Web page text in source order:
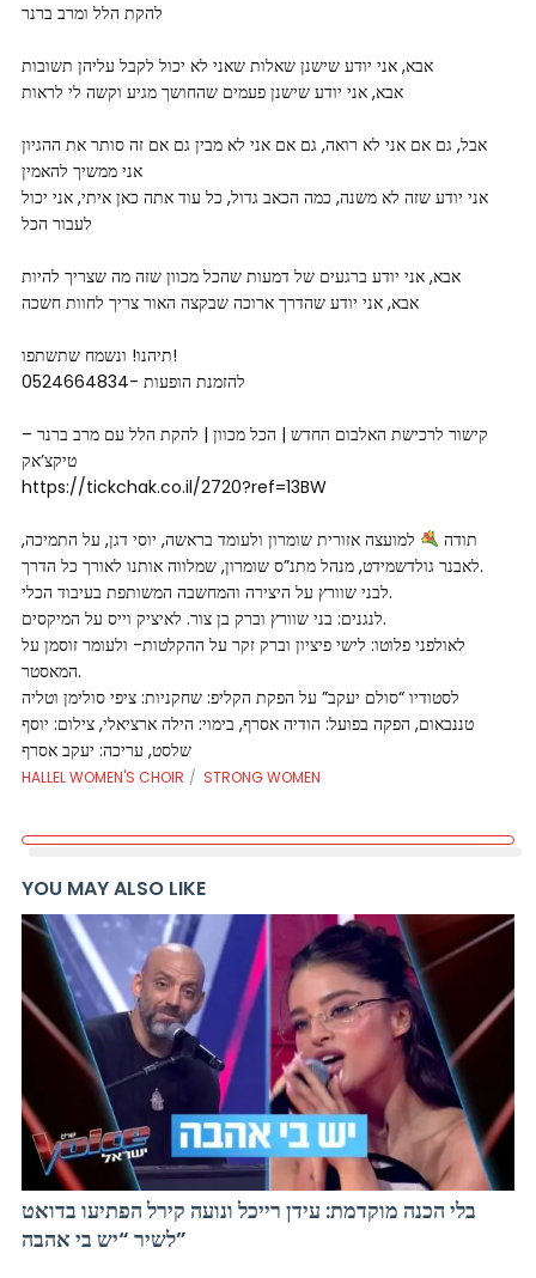
להקת הלל ומרב ברנר
אבא, אני יודע שישנן שאלות שאני לא יכול לקבל עליהן תשובות
אבא, אני יודע שישנן פעמים שהחושך מגיע וקשה לי לראות
אבל, גם אם אני לא רואה, גם אם אני לא מבין גם אם זה סותר את ההגיון
אני ממשיך להאמין
אני יודע שזה לא משנה, כמה הכאב גדול, כל עוד אתה כאן איתי, אני יכול
לעבור הכל
אבא, אני יודע ברגעים של דמעות שהכל מכוון שזה מה שצריך להיות
אבא, אני יודע שהדרך ארוכה שבקצה האור צריך לחוות חשכה
תיהנו! ונשמח שתשתפו!
להזמנת הופעות -0524664834
קישור לרכישת האלבום החדש | הכל מכוון | להקת הלל עם מרב ברנר –
טיקצ’אק
https://tickchak.co.il/2720?ref=13BW
תודה
למועצה אזורית שומרון ולעומד בראשה, יוסי דגן, על התמיכה,
לאבנר גולדשמידט, מנהל מתנ”ס שומרון, שמלווה אותנו לאורך כל הדרך.
לבני שוורץ על היצירה והמחשבה המשותפת בעיבוד הכלי.
לנגנים: בני שוורץ וברק בן צור. לאיציק וייס על המיקסים.
לאולפני פלוטו: לישי פיציון וברק זקר על ההקלטות- ולעומר זוסמן על
המאסטר.
לסטודיו “סולם יעקב” על הפקת הקליפ: שחקניות: ציפי סולימן וטליה
טננבאום, הפקה בפועל: הודיה אסרף, בימוי: הילה ארציאלי, צילום: יוסף
שלסט, עריכה: יעקב אסרף
HALLEL WOMEN'S CHOIR STRONG WOMEN
YOU MAY ALSO LIKE
בלי הכנה מוקדמת: עידן רייכל ונועה קירל הפתיעו בדואט
לשיר “יש בי אהבה”